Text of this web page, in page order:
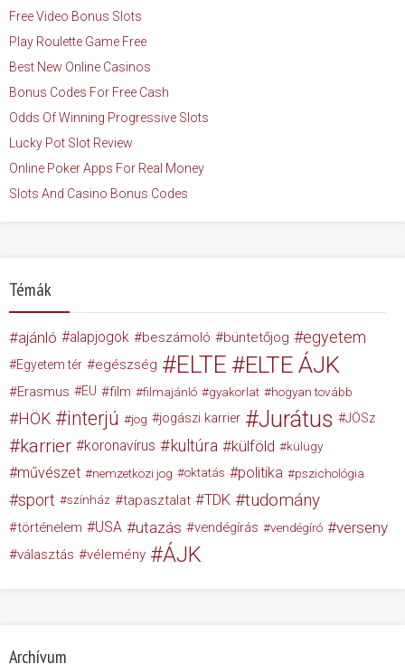
Free Video Bonus Slots
Play Roulette Game Free
Best New Online Casinos
Bonus Codes For Free Cash
Odds Of Winning Progressive Slots
Lucky Pot Slot Review
Online Poker Apps For Real Money
Slots And Casino Bonus Codes
Témák
ajánló alapjogok beszámoló büntetőjog egyetem
Egyetem tér egészség ELTE ELTE ÁJK
Erasmus EU film filmajánló gyakorlat hogyan tovább
HÖK interjú jog jogászi karrier Jurátus JÖSz
karrier koronavírus kultúra külföld külügy
művészet nemzetközi jog oktatás politika pszichológia
sport színház tapasztalat TDK tudomány
történelem USA utazás vendégírás vendégíró verseny
választás vélemény ÁJK
Archívum